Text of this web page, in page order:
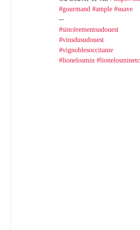
#gourmand #ample #suave
--
#sincèrementsudouest
#vinsdusudouest
#vignoblesoccitanie
#lionelosmin